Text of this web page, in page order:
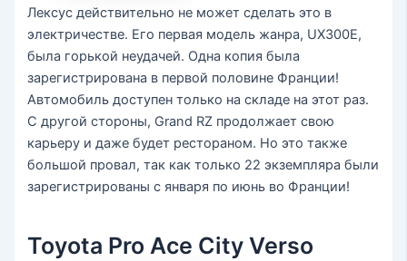
Лексус действительно не может сделать это в
электричестве. Его первая модель жанра, UX300E,
была горькой неудачей. Одна копия была
зарегистрирована в первой половине Франции!
Автомобиль доступен только на складе на этот раз.
С другой стороны, Grand RZ продолжает свою
карьеру и даже будет рестораном. Но это также
большой провал, так как только 22 экземпляра были
зарегистрированы с января по июнь во Франции!
Toyota Pro Ace City Verso